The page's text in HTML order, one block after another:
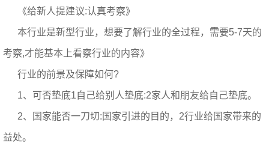
《给新人提建议:认真考察》
本行业是新型行业，想要了解行业的全过程，需要5-7天的
考察,才能基本上看察行业的内容》
行业的前景及保障如何?
1、可否垫底1自己给别人垫底:2家人和朋友给自己垫底。
2、国家能否一刀切:国家引进的目的，2行业给国家带来的
益处。